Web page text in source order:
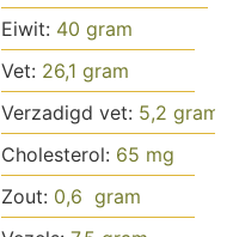
Eiwit: 40 gram
Vet: 26,1 gram
Verzadigd vet: 5,2 gram
Cholesterol: 65 mg
Zout: 0,6 gram